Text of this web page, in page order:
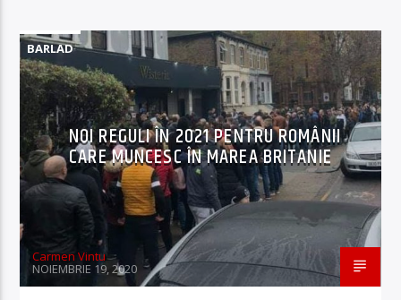
BARLAD
NOI REGULI ÎN 2021 PENTRU ROMÂNII
CARE MUNCESC ÎN MAREA BRITANIE
Carmen Vintu
NOIEMBRIE 19, 2020